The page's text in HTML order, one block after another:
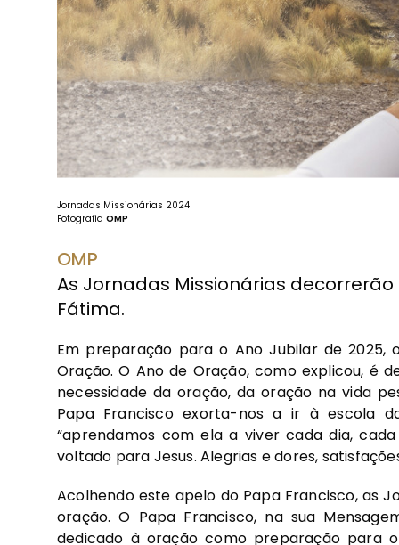
Jornadas Missionárias 2024
Fotografia OMP
OMP
As Jornadas Missionárias
Fátima.
Em preparação para o Ano Jubilar de 2025,
Oração. O Ano de Oração, como explicou, é
necessidade da oração, da oração na vida
Papa Francisco exorta-nos a ir à escola
“aprendamos com ela a viver cada dia,
voltado para Jesus. Alegrias e dores,
Acolhendo este apelo do Papa Francisco, as
oração. O Papa Francisco, na sua
dedicado à oração como preparação para